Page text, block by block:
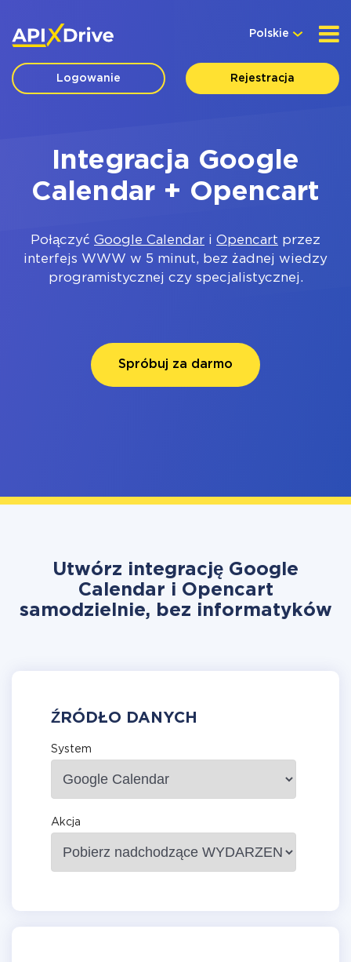
Polskie
Logowanie Rejestracja
Integracja Google
Calendar + Opencart
Połączyć Google Calendar i Opencart przez
interfejs WWW w 5 minut, bez żadnej wiedzy
programistycznej czy specjalistycznej.
Spróbuj za darmo
Utwórz integrację Google
Calendar i Opencart
samodzielnie, bez informatyków
ŹRÓDŁO DANYCH
System
Akcja